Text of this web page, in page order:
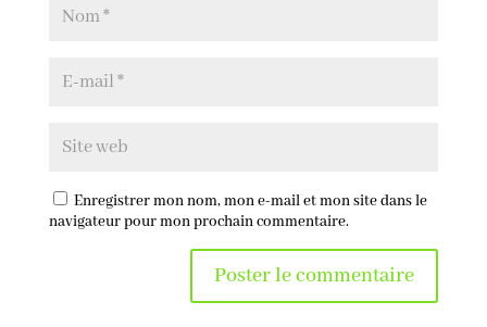
Enregistrer mon nom, mon e-mail et mon site dans le
navigateur pour mon prochain commentaire.